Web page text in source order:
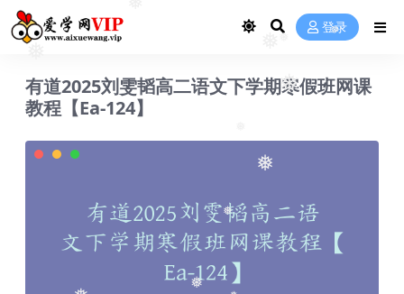
❅
❅
❅
❅
登录
有道2025刘雯韬高二语文下学期寒假班网课
教程【Ea-124】